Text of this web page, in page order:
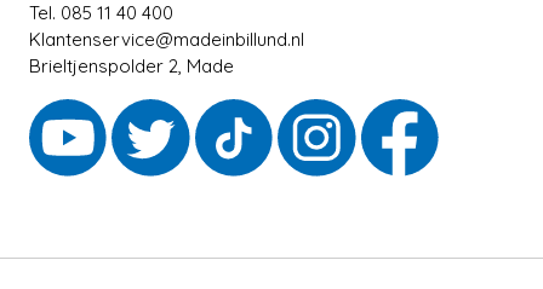
Tel. 085 11 40 400
Klantenservice@madeinbillund.nl
Brieltjenspolder 2, Made